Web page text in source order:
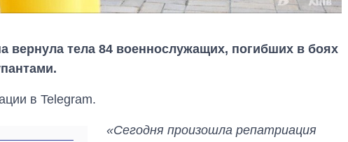
вернула тела 84 военнослужащих, погибших в боях
в Telegram.
«Сегодня произошла репатриация